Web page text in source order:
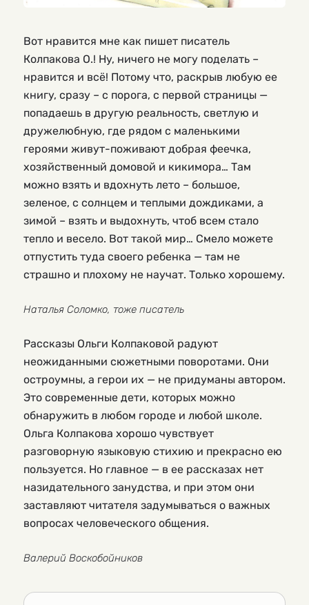
Вот нравится мне как пишет писатель
Колпакова О.! Ну, ничего не могу поделать –
нравится и всё! Потому что, раскрыв любую ее
книгу, сразу – с порога, с первой страницы —
попадаешь в другую реальность, светлую и
дружелюбную, где рядом с маленькими
героями живут-поживают добрая феечка,
хозяйственный домовой и кикимора… Там
можно взять и вдохнуть лето – большое,
зеленое, с солнцем и теплыми дождиками, а
зимой – взять и выдохнуть, чтоб всем стало
тепло и весело. Вот такой мир… Смело можете
отпустить туда своего ребенка — там не
страшно и плохому не научат. Только хорошему.
Наталья Соломко, тоже писатель
Рассказы Ольги Колпаковой радуют
неожиданными сюжетными поворотами. Они
остроумны, а герои их — не придуманы автором.
Это современные дети, которых можно
обнаружить в любом городе и любой школе.
Ольга Колпакова хорошо чувствует
разговорную языковую стихию и прекрасно ею
пользуется. Но главное — в ее рассказах нет
назидательного занудства, и при этом они
заставляют читателя задумываться о важных
вопросах человеческого общения.
Валерий Воскобойников